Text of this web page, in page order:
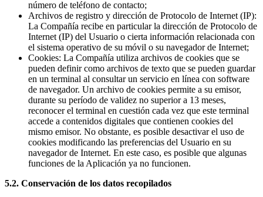
número de teléfono de contacto;
Archivos de registro y dirección de Protocolo de Internet (IP):
La Compañía recibe en particular la dirección de Protocolo de
Internet (IP) del Usuario o cierta información relacionada con
el sistema operativo de su móvil o su navegador de Internet;
Cookies: La Compañía utiliza archivos de cookies que se
pueden definir como archivos de texto que se pueden guardar
en un terminal al consultar un servicio en línea con software
de navegador. Un archivo de cookies permite a su emisor,
durante su período de validez no superior a 13 meses,
reconocer el terminal en cuestión cada vez que este terminal
accede a contenidos digitales que contienen cookies del
mismo emisor. No obstante, es posible desactivar el uso de
cookies modificando las preferencias del Usuario en su
navegador de Internet. En este caso, es posible que algunas
funciones de la Aplicación ya no funcionen.
5.2. Conservación de los datos recopilados